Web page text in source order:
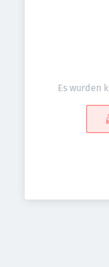
Es wurden